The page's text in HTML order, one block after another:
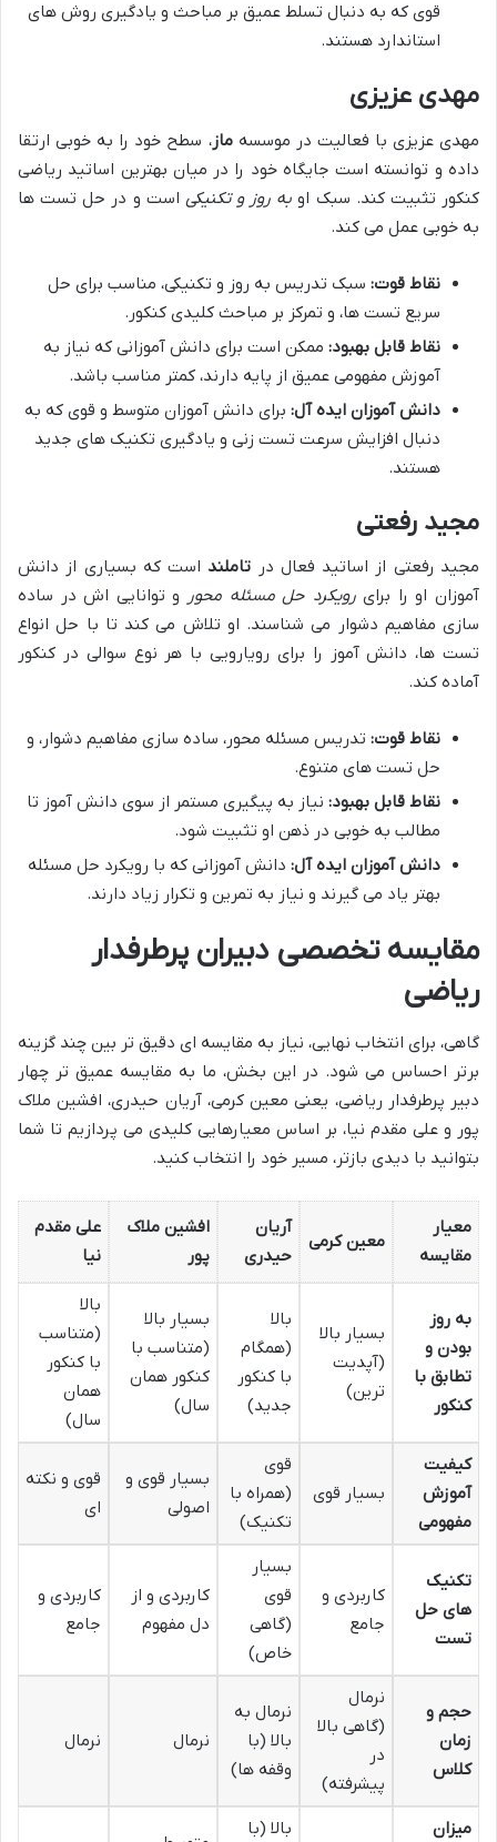
قوی که به دنبال تسلط عمیق بر مباحث و یادگیری روش های
استاندارد هستند.
مهدی عزیزی
مهدی عزیزی با فعالیت در موسسهماز، سطح خود را به خوبی ارتقا
داده و توانسته است جایگاه خود را در میان بهترین اساتید ریاضی
کنکور تثبیت کند. سبک او به روز و تکنیکی است و در حل تست ها
به خوبی عمل می کند.
نقاط قوت: سبک تدریس به روز و تکنیکی، مناسب برای حل
سریع تست ها، و تمرکز بر مباحث کلیدی کنکور.
نقاط قابل بهبود: ممکن است برای دانش آموزانی که نیاز به
آموزش مفهومی عمیق از پایه دارند، کمتر مناسب باشد.
دانش آموزان ایده آل: برای دانش آموزان متوسط و قوی که به
دنبال افزایش سرعت تست زنی و یادگیری تکنیک های جدید
هستند.
مجید رفعتی
مجید رفعتی از اساتید فعال در تاملنداست که بسیاری از دانش
آموزان او را برایرویکرد حل مسئله محور و توانایی اش در ساده
سازی مفاهیم دشوار می شناسند. او تلاش می کند تا با حل انواع
تست ها، دانش آموز را برای رویارویی با هر نوع سوالی در کنکور
آماده کند.
نقاط قوت: تدریس مسئله محور، ساده سازی مفاهیم دشوار، و
حل تست های متنوع.
نقاط قابل بهبود: نیاز به پیگیری مستمر از سوی دانش آموز تا
مطالب به خوبی در ذهن او تثبیت شود.
دانش آموزان ایده آل: دانش آموزانی که با رویکرد حل مسئله
بهتر یاد می گیرند و نیاز به تمرین و تکرار زیاد دارند.
مقایسه تخصصی دبیران پرطرفدار
ریاضی
گاهی، برای انتخاب نهایی، نیاز به مقایسه ای دقیق تر بین چند گزینه
برتر احساس می شود. در این بخش، ما به مقایسه عمیق تر چهار
دبیر پرطرفدار ریاضی، یعنی معین کرمی، آریان حیدری، افشین ملاک
پور و علی مقدم نیا، بر اساس معیارهایی کلیدی می پردازیم تا شما
بتوانید با دیدی بازتر، مسیر خود را انتخاب کنید.
معیار
مقایسه
معین کرمی
آریان
حیدری
افشین ملاک
پور
علی مقدم
نیا
به روز
بودن و
تطابق با
کنکور
بسیار بالا
(آپدیت
ترین)
بالا
(همگام
با کنکور
جدید)
بسیار بالا
(متناسب با
کنکور همان
سال)
بالا
(متناسب
با کنکور
همان
سال)
کیفیت
آموزش
مفهومی
بسیار قوی
قوی
(همراه با
تکنیک)
بسیار قوی و
اصولی
قوی و نکته
ای
تکنیک
های حل
تست
کاربردی و
جامع
بسیار
قوی
(گاهی
خاص)
کاربردی و از
دل مفهوم
کاربردی و
جامع
حجم و
زمان
کلاس
نرمال
(گاهی بالا
در
پیشرفته)
نرمال به
بالا (با
وقفه ها)
نرمال نرمال
میزان بالا (با